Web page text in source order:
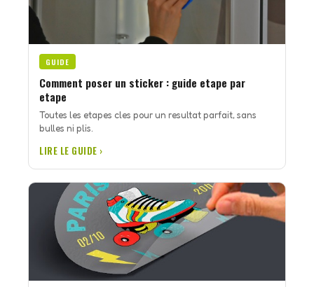
GUIDE
Comment poser un sticker : guide etape par
etape
Toutes les etapes cles pour un resultat parfait, sans
bulles ni plis.
LIRE LE GUIDE ›